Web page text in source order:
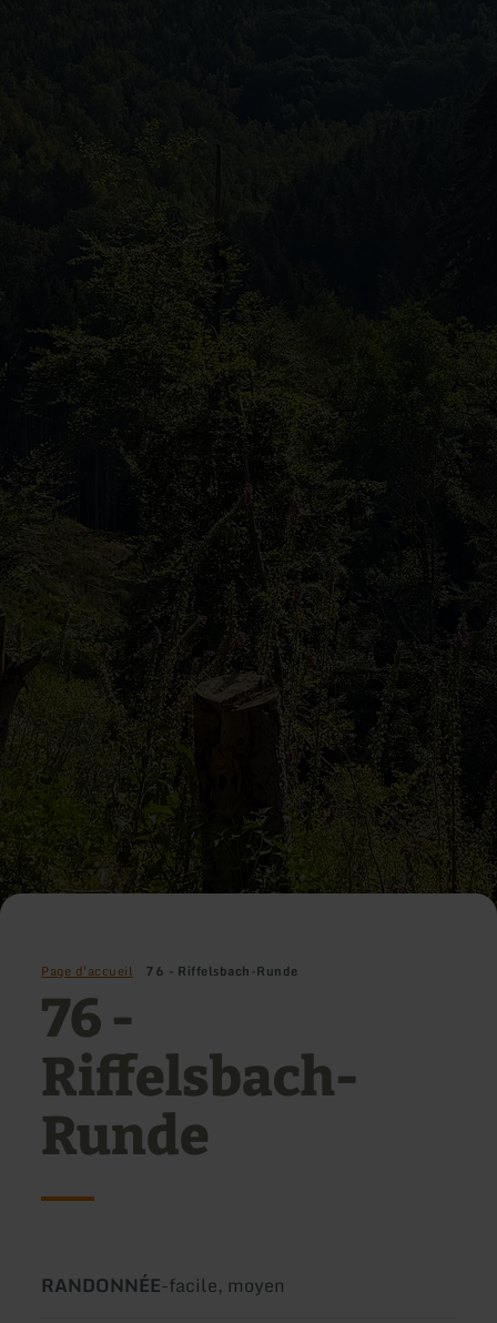
Page d'accueil 76 - Riffelsbach-Runde
76 -
Riffelsbach-
Runde
Type
RANDONNÉE-Difficulté:
facile, moyen